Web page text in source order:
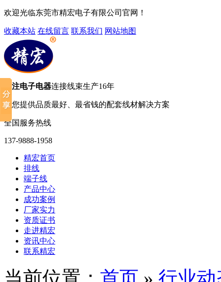
欢迎光临东莞市精宏电子有限公司官网！
收藏本站 在线留言 联系我们 网站地图
专注电子电器连接线束生产16年
为您提供品质最好、最省钱的配套线材解决方案
全国服务热线
137-9888-1958
精宏首页
排线
端子线
产品中心
成功案例
厂家实力
资质证书
走进精宏
资讯中心
联系精宏